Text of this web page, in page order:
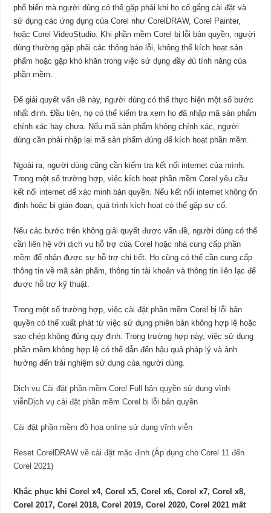
phổ biến mà người dùng có thể gặp phải khi họ cố gắng cài đặt và
sử dụng các ứng dụng của Corel như CorelDRAW, Corel Painter,
hoặc Corel VideoStudio. Khi phần mềm Corel bị lỗi bản quyền, người
dùng thường gặp phải các thông báo lỗi, không thể kích hoạt sản
phẩm hoặc gặp khó khăn trong việc sử dụng đầy đủ tính năng của
phần mềm.
Để giải quyết vấn đề này, người dùng có thể thực hiện một số bước
nhất định. Đầu tiên, họ có thể kiểm tra xem họ đã nhập mã sản phẩm
chính xác hay chưa. Nếu mã sản phẩm không chính xác, người
dùng cần phải nhập lại mã sản phẩm đúng để kích hoạt phần mềm.
Ngoài ra, người dùng cũng cần kiểm tra kết nối internet của mình.
Trong một số trường hợp, việc kích hoạt phần mềm Corel yêu cầu
kết nối internet để xác minh bản quyền. Nếu kết nối internet không ổn
định hoặc bị gián đoạn, quá trình kích hoạt có thể gặp sự cố.
Nếu các bước trên không giải quyết được vấn đề, người dùng có thể
cần liên hệ với dịch vụ hỗ trợ của Corel hoặc nhà cung cấp phần
mềm để nhận được sự hỗ trợ chi tiết. Họ cũng có thể cần cung cấp
thông tin về mã sản phẩm, thông tin tài khoản và thông tin liên lạc để
được hỗ trợ kỹ thuật.
Trong một số trường hợp, việc cài đặt phần mềm Corel bị lỗi bản
quyền có thể xuất phát từ việc sử dụng phiên bản không hợp lệ hoặc
sao chép không đúng quy định. Trong trường hợp này, việc sử dụng
phần mềm không hợp lệ có thể dẫn đến hậu quả pháp lý và ảnh
hưởng đến trải nghiệm sử dụng của người dùng.
Dịch vụ Cài đặt phần mềm Corel Full bản quyền sử dụng vĩnh
viễnDịch vụ cài đặt phần mềm Corel bị lỗi bản quyền
Cài đặt phần mềm đồ họa online sử dụng vĩnh viễn
Reset CorelDRAW về cài đặt mặc định (Áp dụng cho Corel 11 đến
Corel 2021)
Khắc phục khi Corel x4, Corel x5, Corel x6, Corel x7, Corel x8,
Corel 2017, Corel 2018, Corel 2019, Corel 2020, Corel 2021 mất